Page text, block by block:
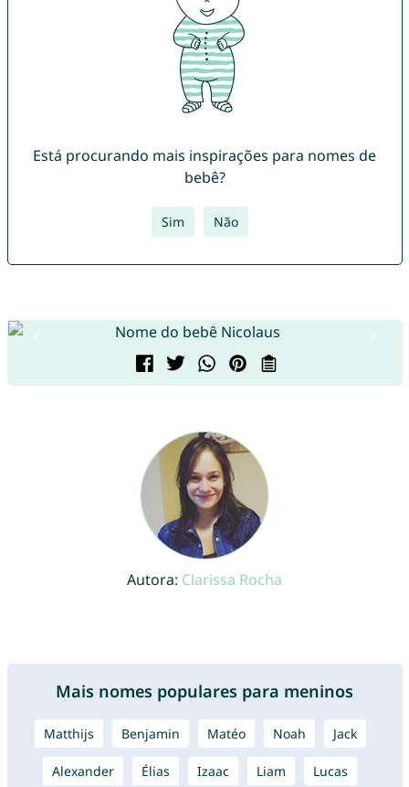
Está procurando mais inspirações para nomes de
bebê?
Sim Não
Autora: Clarissa Rocha
Mais nomes populares para meninos
Matthijs Benjamin Matéo Noah Jack
Alexander Élias Izaac Liam Lucas